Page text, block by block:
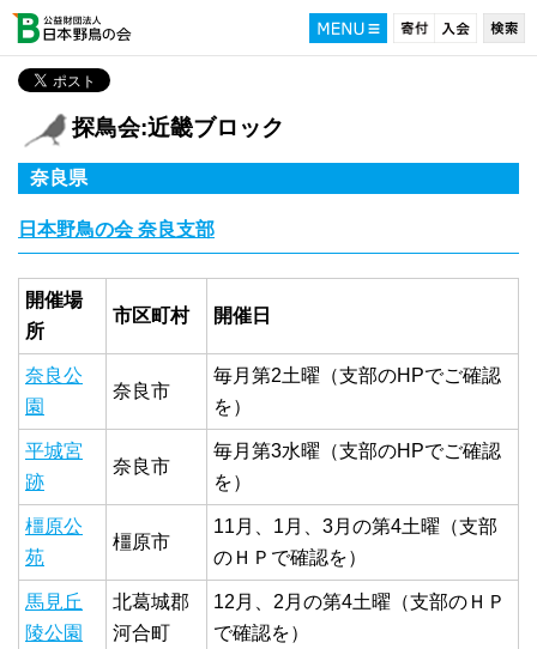
探鳥会:近畿ブロック
奈良県
日本野鳥の会 奈良支部
開催場
所
市区町村 開催日
奈良公
園
奈良市
毎月第2土曜（支部のHPでご確認
を）
平城宮
跡
奈良市
毎月第3水曜（支部のHPでご確認
を）
橿原公
苑
橿原市
11月、1月、3月の第4土曜（支部
のＨＰで確認を）
馬見丘
陵公園
北葛城郡
河合町
12月、2月の第4土曜（支部のＨＰ
で確認を）